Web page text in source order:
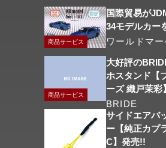
商品サービス
国際貿易が
34モデルカー
ワールドマー
商品サービス
大好評の
ホスタンド【
ーズ 織戸茉彩
BRIDE
サイドエアバ
ー【純正カプ
C】発売!!